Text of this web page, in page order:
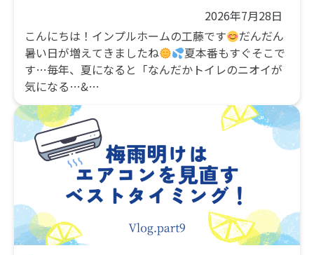
2026年7月28日
こんにちは！インプルホームの工藤です
だんだん
暑い日が増えてきましたね
夏本番もすぐそこで
す…毎年、夏になると「なんだかトイレのニオイが
気になる…&…